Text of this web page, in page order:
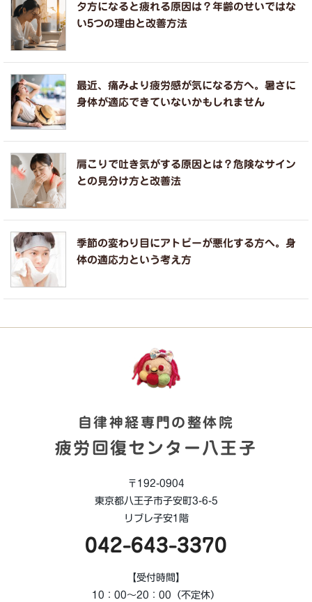
夕方になると疲れる原因は？年齢のせいではな
い5つの理由と改善方法
最近、痛みより疲労感が気になる方へ。暑さに
身体が適応できていないかもしれません
肩こりで吐き気がする原因とは？危険なサイン
との見分け方と改善法
季節の変わり目にアトピーが悪化する方へ。身
体の適応力という考え方
自律神経専門の整体院
疲労回復センター八王子
〒192-0904
東京都八王子市子安町3-6-5
リブレ子安1階
042-643-3370
【受付時間】
10：00～20：00（不定休）